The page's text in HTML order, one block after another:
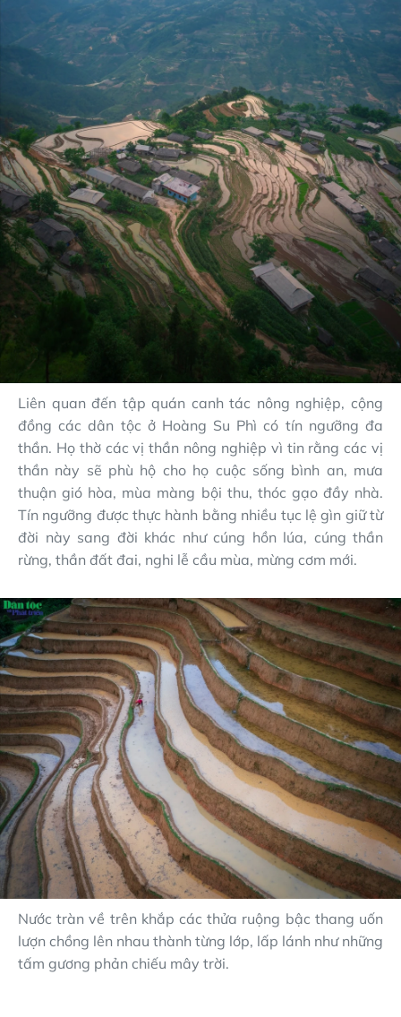
Liên quan đến tập quán canh tác nông nghiệp, cộng
đồng các dân tộc ở Hoàng Su Phì có tín ngưỡng đa
thần. Họ thờ các vị thần nông nghiệp vì tin rằng các vị
thần này sẽ phù hộ cho họ cuộc sống bình an, mưa
thuận gió hòa, mùa màng bội thu, thóc gạo đầy nhà.
Tín ngưỡng được thực hành bằng nhiều tục lệ gìn giữ từ
đời này sang đời khác như cúng hồn lúa, cúng thần
rừng, thần đất đai, nghi lễ cầu mùa, mừng cơm mới.
Nước tràn về trên khắp các thửa ruộng bậc thang uốn
lượn chồng lên nhau thành từng lớp, lấp lánh như những
tấm gương phản chiếu mây trời.